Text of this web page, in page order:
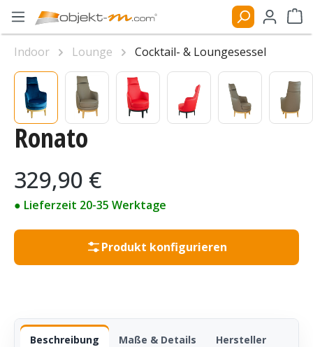
Zum Hauptinhalt springen
Ronato
Regulärer Preis:
329,90 €
● Lieferzeit 20-35 Werktage
Produkt konfigurieren
Beschreibung Maße & Details Hersteller
Indoor Lounge
Cocktail- & Loungesessel
Bildergalerie überspringen